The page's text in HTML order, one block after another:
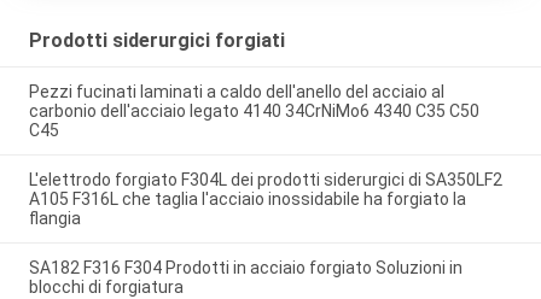
Prodotti siderurgici forgiati
Pezzi fucinati laminati a caldo dell'anello del acciaio al
carbonio dell'acciaio legato 4140 34CrNiMo6 4340 C35 C50
C45
L'elettrodo forgiato F304L dei prodotti siderurgici di SA350LF2
A105 F316L che taglia l'acciaio inossidabile ha forgiato la
flangia
SA182 F316 F304 Prodotti in acciaio forgiato Soluzioni in
blocchi di forgiatura